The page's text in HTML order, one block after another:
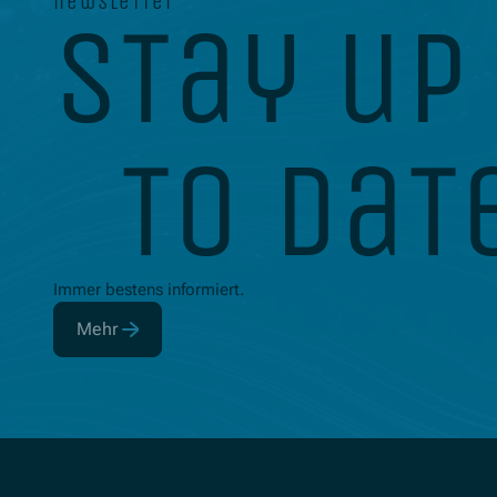
stay up
to
Immer bestens informiert.
Mehr
(Öffnet in neuem Fenster)